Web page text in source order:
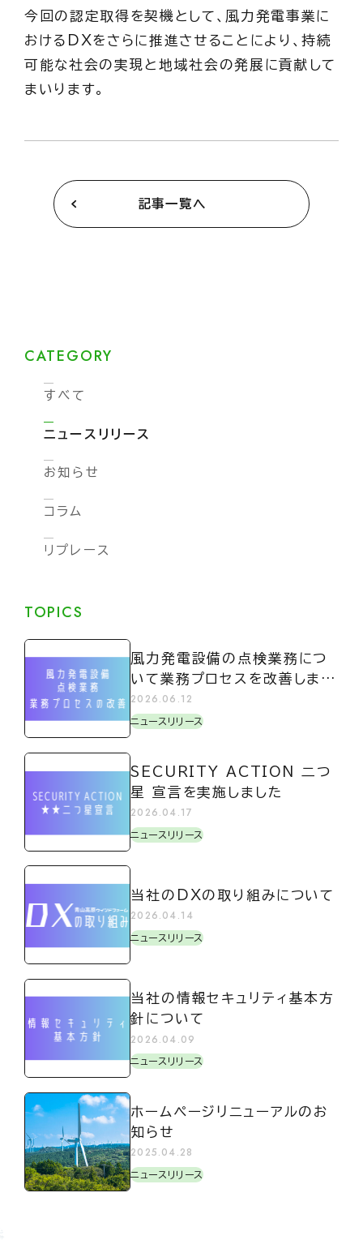
今回の認定取得を契機として、風力発電事業に
おけるDXをさらに推進させることにより、持続
可能な社会の実現と地域社会の発展に貢献して
まいります。
記事一覧へ
CATEGORY
すべて
ニュースリリース
お知らせ
コラム
リプレース
TOPICS
風力発電設備の点検業務につ
いて業務プロセスを改善しまし
た
2026.06.12
ニュースリリース
SECURITY ACTION 二つ
星 宣言を実施しました
2026.04.17
ニュースリリース
当社のDXの取り組みについて
2026.04.14
ニュースリリース
当社の情報セキュリティ基本方
針について
2026.04.09
ニュースリリース
ホームページリニューアルのお
知らせ
2025.04.28
ニュースリリース